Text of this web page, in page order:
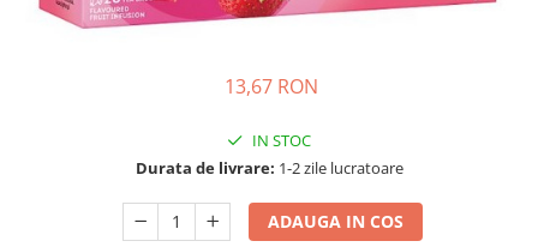
Accesorii
13,67 RON
IN STOC
Durata de livrare: 1-2 zile lucratoare
ADAUGA IN COS